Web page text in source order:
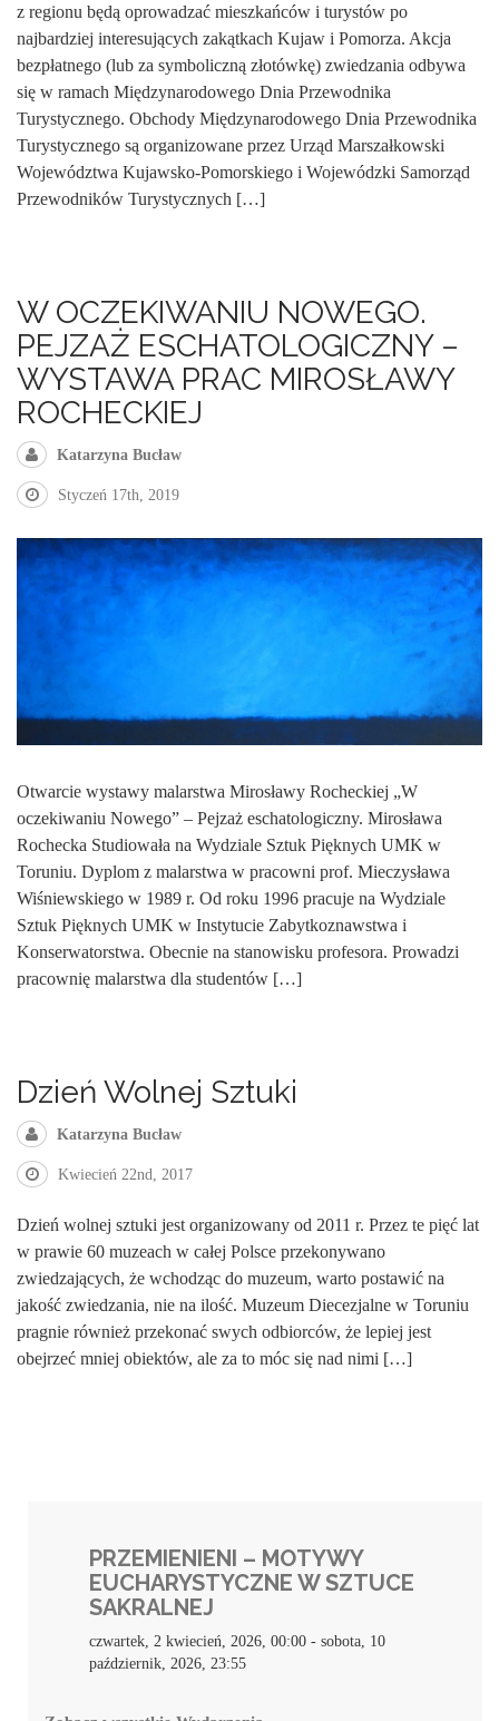
z regionu będą oprowadzać mieszkańców i turystów po
najbardziej interesujących zakątkach Kujaw i Pomorza. Akcja
bezpłatnego (lub za symboliczną złotówkę) zwiedzania odbywa
się w ramach Międzynarodowego Dnia Przewodnika
Turystycznego. Obchody Międzynarodowego Dnia Przewodnika
Turystycznego są organizowane przez Urząd Marszałkowski
Województwa Kujawsko-Pomorskiego i Wojewódzki Samorząd
Przewodników Turystycznych […]
W OCZEKIWANIU NOWEGO.
PEJZAŻ ESCHATOLOGICZNY –
WYSTAWA PRAC MIROSŁAWY
ROCHECKIEJ
Katarzyna Bucław
Styczeń 17th, 2019
Otwarcie wystawy malarstwa Mirosławy Rocheckiej „W
oczekiwaniu Nowego” – Pejzaż eschatologiczny. Mirosława
Rochecka Studiowała na Wydziale Sztuk Pięknych UMK w
Toruniu. Dyplom z malarstwa w pracowni prof. Mieczysława
Wiśniewskiego w 1989 r. Od roku 1996 pracuje na Wydziale
Sztuk Pięknych UMK w Instytucie Zabytkoznawstwa i
Konserwatorstwa. Obecnie na stanowisku profesora. Prowadzi
pracownię malarstwa dla studentów […]
Dzień Wolnej Sztuki
Katarzyna Bucław
Kwiecień 22nd, 2017
Dzień wolnej sztuki jest organizowany od 2011 r. Przez te pięć lat
w prawie 60 muzeach w całej Polsce przekonywano
zwiedzających, że wchodząc do muzeum, warto postawić na
jakość zwiedzania, nie na ilość. Muzeum Diecezjalne w Toruniu
pragnie również przekonać swych odbiorców, że lepiej jest
obejrzeć mniej obiektów, ale za to móc się nad nimi […]
PRZEMIENIENI – MOTYWY
EUCHARYSTYCZNE W SZTUCE
SAKRALNEJ
czwartek, 2 kwiecień, 2026, 00:00 - sobota, 10
październik, 2026, 23:55